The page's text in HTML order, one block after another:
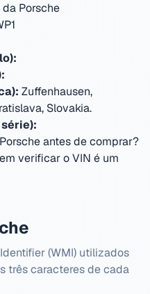
Porsche
Zuffenhausen,
Slovakia.
antes de comprar?
verificar o VIN é um
(WMI) utilizados
três caracteres de cada